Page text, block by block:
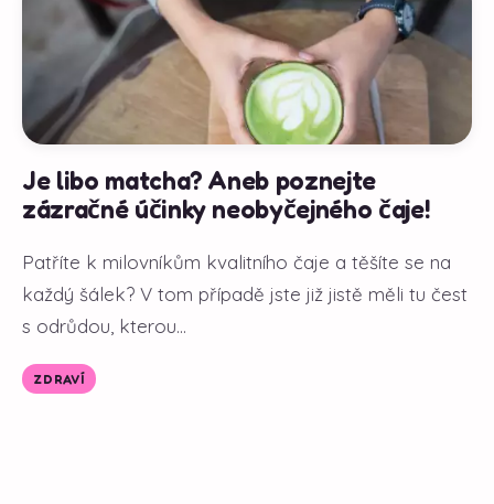
Je libo matcha? Aneb poznejte
zázračné účinky neobyčejného čaje!
Patříte k milovníkům kvalitního čaje a těšíte se na
každý šálek? V tom případě jste již jistě měli tu čest
s odrůdou, kterou...
ZDRAVÍ